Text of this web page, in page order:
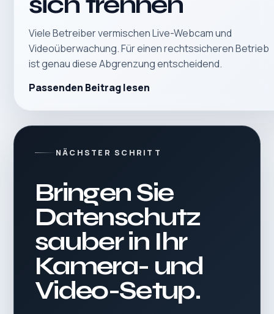
Viele Betreiber vermischen Live-Webcam und
Videoüberwachung. Für einen rechtssicheren Betrieb
ist genau diese Abgrenzung entscheidend.
Passenden Beitrag lesen
NÄCHSTER SCHRITT
Bringen Sie
Datenschutz
sauber in Ihr
Kamera- und
Video-Setup.